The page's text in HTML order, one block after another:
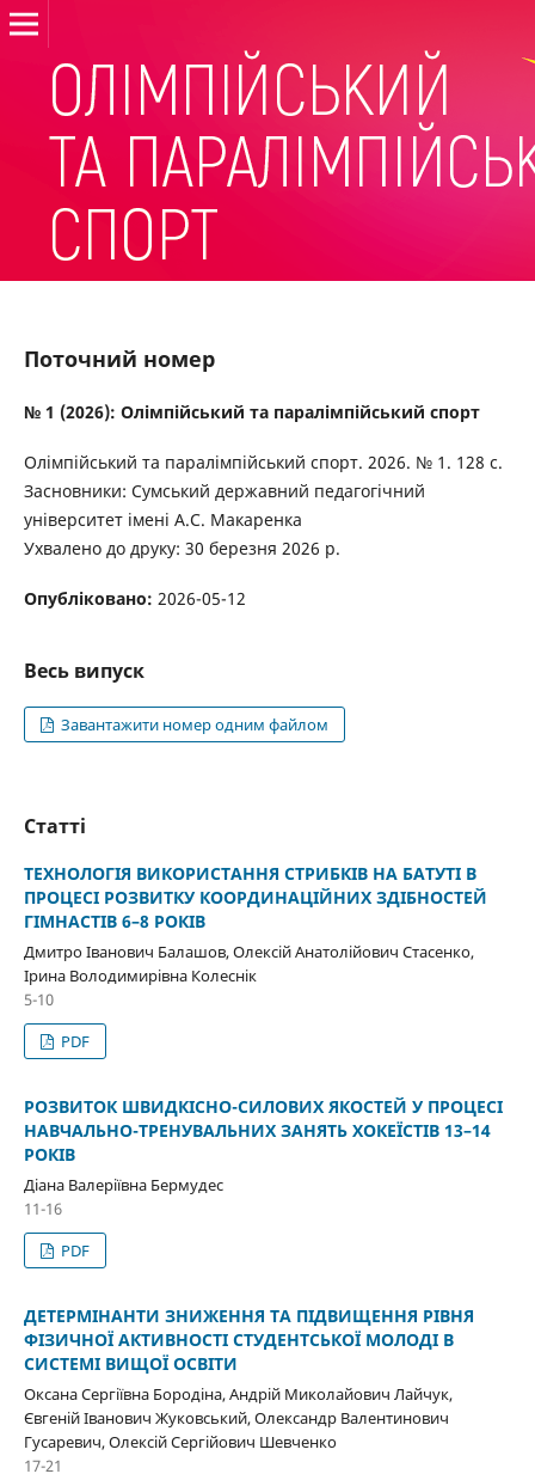
Поточний номер
№ 1 (2026): Олімпійський та паралімпійський спорт
Олімпійський та паралімпійський спорт. 2026. № 1. 128 с.
Засновники: Сумський державний педагогічний
університет імені А.С. Макаренка
Ухвалено до друку: 30 березня 2026 р.
Опубліковано: 2026-05-12
Весь випуск
Завантажити номер одним файлом
Статті
ТЕХНОЛОГІЯ ВИКОРИСТАННЯ СТРИБКІВ НА БАТУТІ В
ПРОЦЕСІ РОЗВИТКУ КООРДИНАЦІЙНИХ ЗДІБНОСТЕЙ
ГІМНАСТІВ 6–8 РОКІВ
Дмитро Іванович Балашов, Олексій Анатолійович Стасенко,
Ірина Володимирівна Колеснік
5-10
PDF
РОЗВИТОК ШВИДКІСНО-СИЛОВИХ ЯКОСТЕЙ У ПРОЦЕСІ
НАВЧАЛЬНО-ТРЕНУВАЛЬНИХ ЗАНЯТЬ ХОКЕЇСТІВ 13–14
РОКІВ
Діана Валеріївна Бермудес
11-16
PDF
ДЕТЕРМІНАНТИ ЗНИЖЕННЯ ТА ПІДВИЩЕННЯ РІВНЯ
ФІЗИЧНОЇ АКТИВНОСТІ СТУДЕНТСЬКОЇ МОЛОДІ В
СИСТЕМІ ВИЩОЇ ОСВІТИ
Оксана Сергіївна Бородіна, Андрій Миколайович Лайчук,
Євгеній Іванович Жуковський, Олександр Валентинович
Гусаревич, Олексій Сергійович Шевченко
17-21